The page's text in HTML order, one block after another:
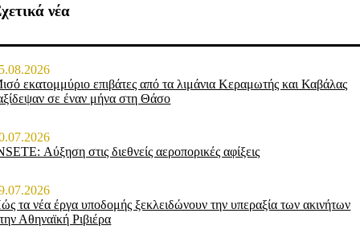
νέα
εκατομμύριο επιβάτες από τα λιμάνια Κεραμωτής και Καβάλας
σε έναν μήνα στη Θάσο
Αύξηση στις διεθνείς αεροπορικές αφίξεις
τα νέα έργα υποδομής ξεκλειδώνουν την υπεραξία των ακινήτων
Αθηναϊκή Ριβιέρα